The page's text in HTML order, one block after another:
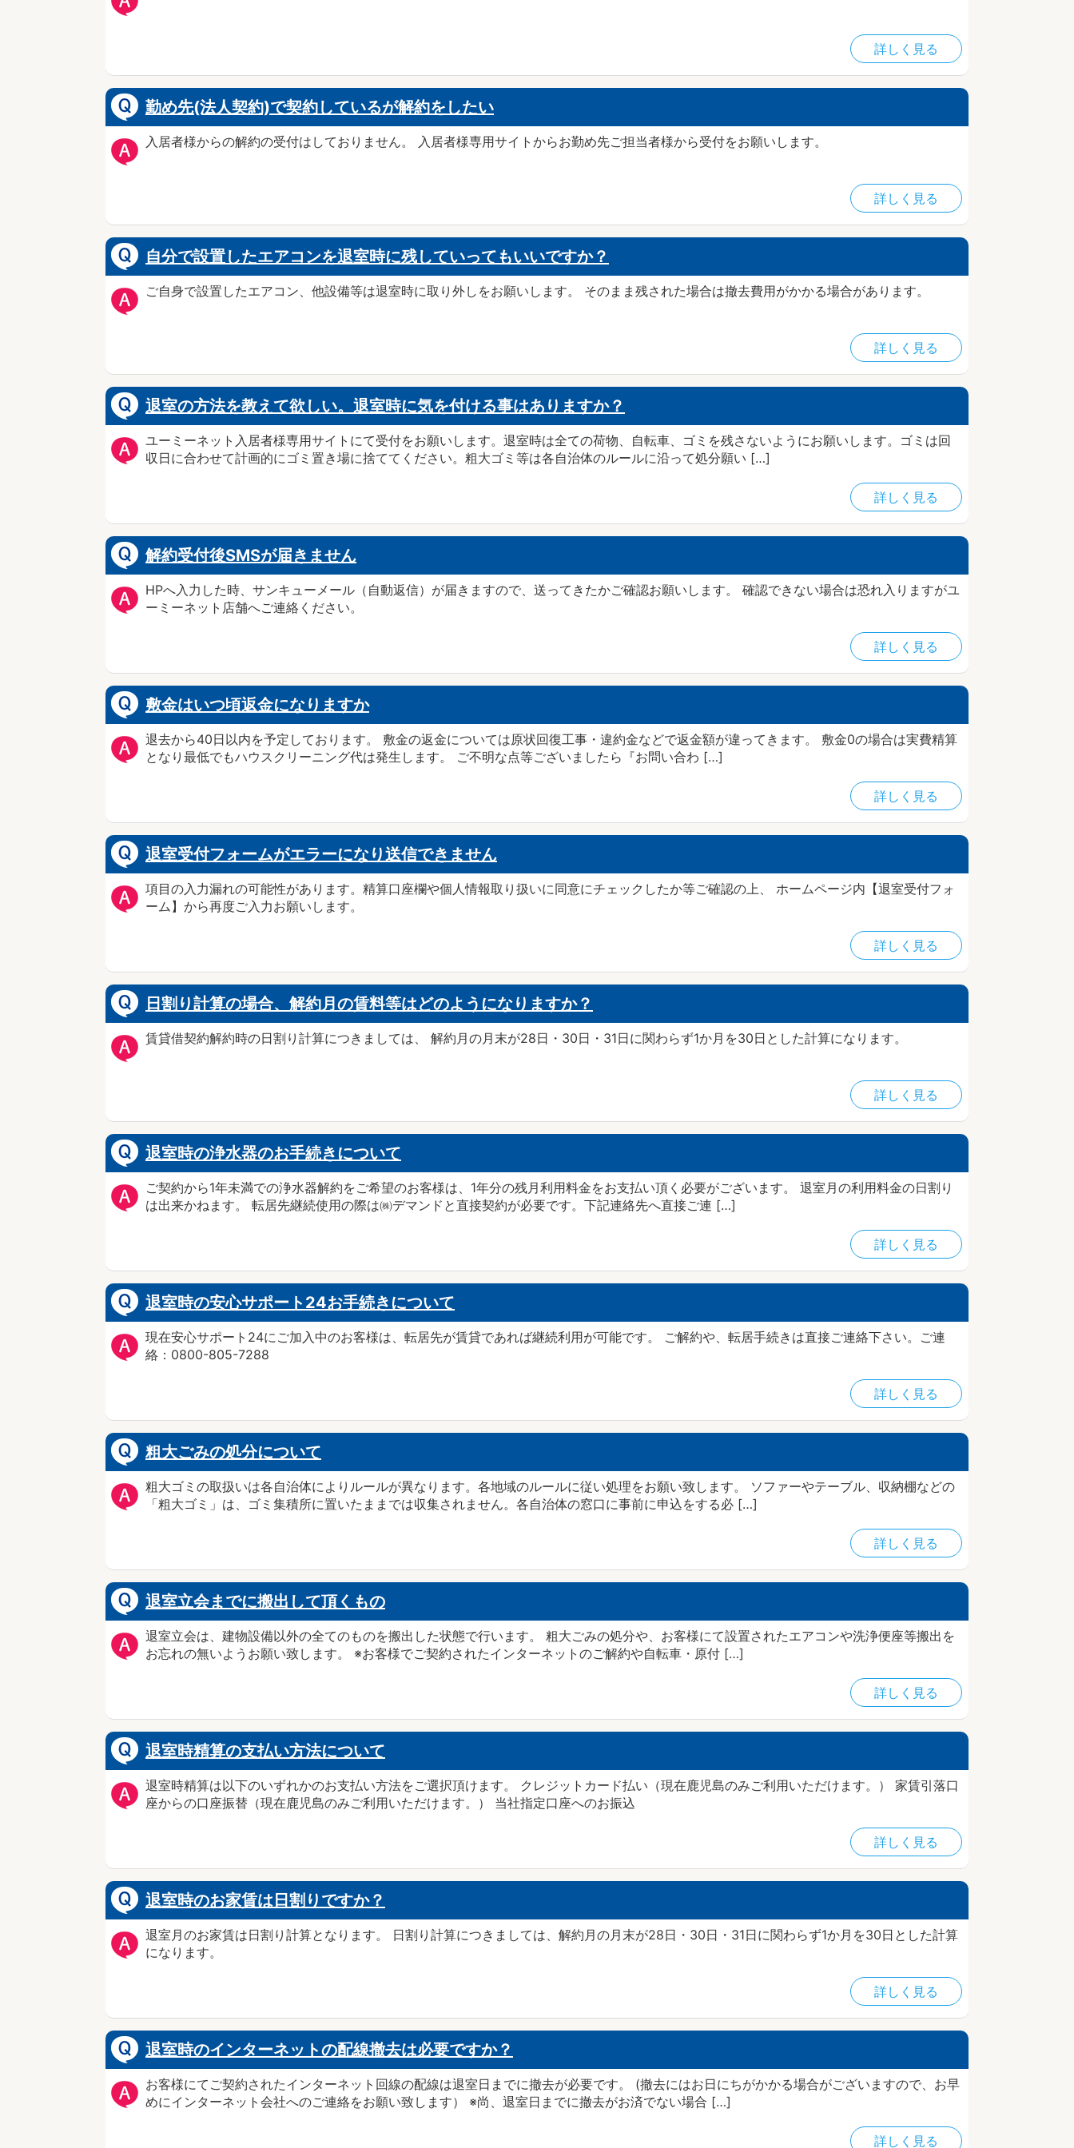
詳しく見る
勤め先(法人契約)で契約しているが解約をしたい
入居者様からの解約の受付はしておりません。 入居者様専用サイトからお勤め先ご担当者様から受付をお願いします。
詳しく見る
自分で設置したエアコンを退室時に残していってもいいですか？
ご自身で設置したエアコン、他設備等は退室時に取り外しをお願いします。 そのまま残された場合は撤去費用がかかる場合があります。
詳しく見る
退室の方法を教えて欲しい。退室時に気を付ける事はありますか？
ユーミーネット入居者様専用サイトにて受付をお願いします。退室時は全ての荷物、自転車、ゴミを残さないようにお願いします。ゴミは回
収日に合わせて計画的にゴミ置き場に捨ててください。粗大ゴミ等は各自治体のルールに沿って処分願い […]
詳しく見る
解約受付後SMSが届きません
HPへ入力した時、サンキューメール（自動返信）が届きますので、送ってきたかご確認お願いします。 確認できない場合は恐れ入りますがユ
ーミーネット店舗へご連絡ください。
詳しく見る
敷金はいつ頃返金になりますか
退去から40日以内を予定しております。 敷金の返金については原状回復工事・違約金などで返金額が違ってきます。 敷金0の場合は実費精算
となり最低でもハウスクリーニング代は発生します。 ご不明な点等ございましたら『お問い合わ […]
詳しく見る
退室受付フォームがエラーになり送信できません
項目の入力漏れの可能性があります。精算口座欄や個人情報取り扱いに同意にチェックしたか等ご確認の上、 ホームページ内【退室受付フォ
ーム】から再度ご入力お願いします。
詳しく見る
日割り計算の場合、解約月の賃料等はどのようになりますか？
賃貸借契約解約時の日割り計算につきましては、 解約月の月末が28日・30日・31日に関わらず1か月を30日とした計算になります。
詳しく見る
退室時の浄水器のお手続きについて
ご契約から1年未満での浄水器解約をご希望のお客様は、1年分の残月利用料金をお支払い頂く必要がございます。 退室月の利用料金の日割り
は出来かねます。 転居先継続使用の際は㈱デマンドと直接契約が必要です。下記連絡先へ直接ご連 […]
詳しく見る
退室時の安心サポート24お手続きについて
現在安心サポート24にご加入中のお客様は、転居先が賃貸であれば継続利用が可能です。 ご解約や、転居手続きは直接ご連絡下さい。ご連
絡：0800-805-7288
詳しく見る
粗大ごみの処分について
粗大ゴミの取扱いは各自治体によりルールが異なります。各地域のルールに従い処理をお願い致します。 ソファーやテーブル、収納棚などの
「粗大ゴミ」は、ゴミ集積所に置いたままでは収集されません。各自治体の窓口に事前に申込をする必 […]
詳しく見る
退室立会までに搬出して頂くもの
退室立会は、建物設備以外の全てのものを搬出した状態で行います。 粗大ごみの処分や、お客様にて設置されたエアコンや洗浄便座等搬出を
お忘れの無いようお願い致します。 ※お客様でご契約されたインターネットのご解約や自転車・原付 […]
詳しく見る
退室時精算の支払い方法について
退室時精算は以下のいずれかのお支払い方法をご選択頂けます。 クレジットカード払い（現在鹿児島のみご利用いただけます。） 家賃引落口
座からの口座振替（現在鹿児島のみご利用いただけます。） 当社指定口座へのお振込
詳しく見る
退室時のお家賃は日割りですか？
退室月のお家賃は日割り計算となります。 日割り計算につきましては、解約月の月末が28日・30日・31日に関わらず1か月を30日とした計算
になります。
詳しく見る
退室時のインターネットの配線撤去は必要ですか？
お客様にてご契約されたインターネット回線の配線は退室日までに撤去が必要です。 (撤去にはお日にちがかかる場合がございますので、お早
めにインターネット会社へのご連絡をお願い致します） ※尚、退室日までに撤去がお済でない場合 […]
詳しく見る